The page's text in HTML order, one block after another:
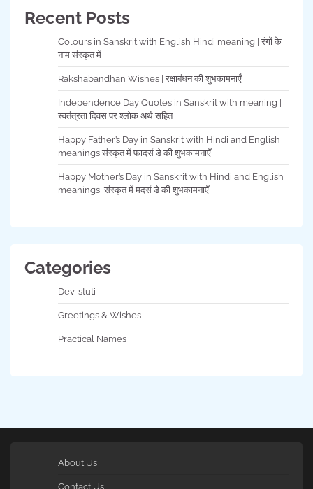
Recent Posts
Colours in Sanskrit with English Hindi meaning | रंगों के
नाम संस्कृत में
Rakshabandhan Wishes | रक्षाबंधन की शुभकामनाएँ
Independence Day Quotes in Sanskrit with meaning |
स्वतंत्रता दिवस पर श्लोक अर्थ सहित
Happy Father’s Day in Sanskrit with Hindi and English
meanings|संस्कृत में फादर्स डे की शुभकामनाएँ
Happy Mother’s Day in Sanskrit with Hindi and English
meanings| संस्कृत में मदर्स डे की शुभकामनाएँ
Categories
Dev-stuti
Greetings & Wishes
Practical Names
About Us
Contact Us